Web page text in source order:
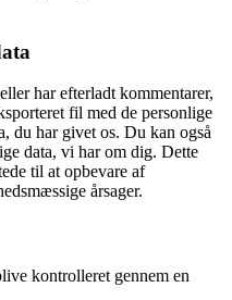
har efterladt kommentarer,
fil med de personlige
du har givet os. Du kan også
data, vi har om dig. Dette
til at opbevare af
årsager.
kontrolleret gennem en